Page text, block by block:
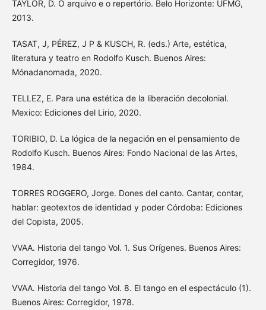
TAYLOR, D. O arquivo e o repertório. Belo Horizonte: UFMG,
2013.
TASAT, J, PÉREZ, J P & KUSCH, R. (eds.) Arte, estética,
literatura y teatro en Rodolfo Kusch. Buenos Aires:
Mónadanomada, 2020.
TELLEZ, E. Para una estética de la liberación decolonial.
Mexico: Ediciones del Lirio, 2020.
TORIBIO, D. La lógica de la negación en el pensamiento de
Rodolfo Kusch. Buenos Aires: Fondo Nacional de las Artes,
1984.
TORRES ROGGERO, Jorge. Dones del canto. Cantar, contar,
hablar: geotextos de identidad y poder Córdoba: Ediciones
del Copista, 2005.
VVAA. Historia del tango Vol. 1. Sus Orígenes. Buenos Aires:
Corregidor, 1976.
VVAA. Historia del tango Vol. 8. El tango en el espectáculo (1).
Buenos Aires: Corregidor, 1978.